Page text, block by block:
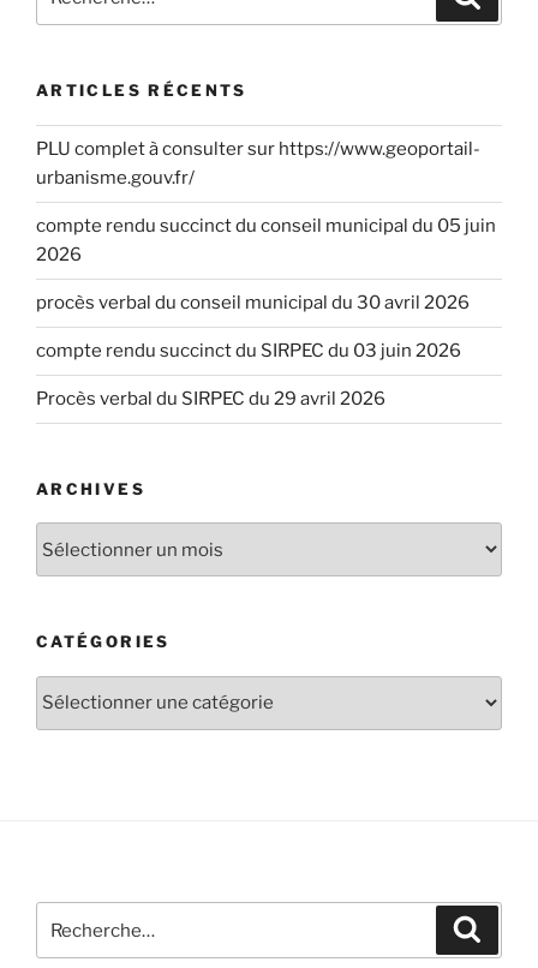
ARTICLES RÉCENTS
PLU complet à consulter sur https://www.geoportail-
urbanisme.gouv.fr/
compte rendu succinct du conseil municipal du 05 juin
2026
procès verbal du conseil municipal du 30 avril 2026
compte rendu succinct du SIRPEC du 03 juin 2026
Procès verbal du SIRPEC du 29 avril 2026
ARCHIVES
CATÉGORIES